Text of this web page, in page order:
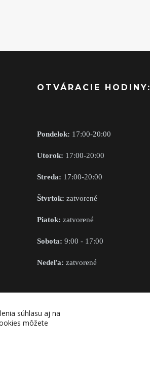
OTVÁRACIE HODINY:
Pondelok: 17:00-20:00
Utorok: 17:00-20:00
Streda: 17:00-20:00
Štvrtok: zatvorené
Piatok: zatvorené
Sobota: 9:00 - 17:00
Nedeľa: zatvorené
súhlasu aj na
môžete